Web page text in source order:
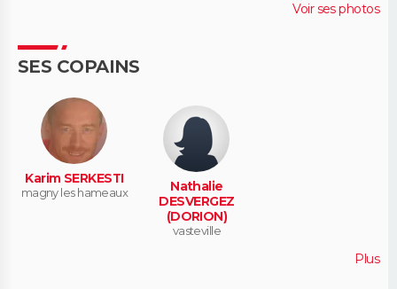
Voir ses photos
SES COPAINS
Karim SERKESTI
magny les hameaux
Nathalie
DESVERGEZ
(DORION)
vasteville
Plus